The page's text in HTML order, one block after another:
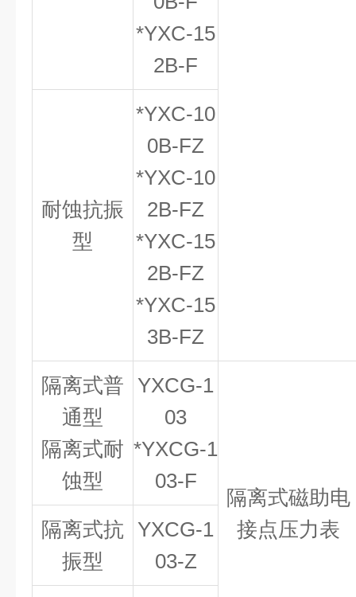
*YXC-15
2B-F
耐蚀抗振
型
*YXC-10
0B-FZ
*YXC-10
2B-FZ
*YXC-15
2B-FZ
*YXC-15
3B-FZ
隔离式普
通型
隔离式耐
蚀型
YXCG-1
03
*YXCG-1
03-F
隔离式磁助电
接点压力表
隔离式抗
振型
YXCG-1
03-Z